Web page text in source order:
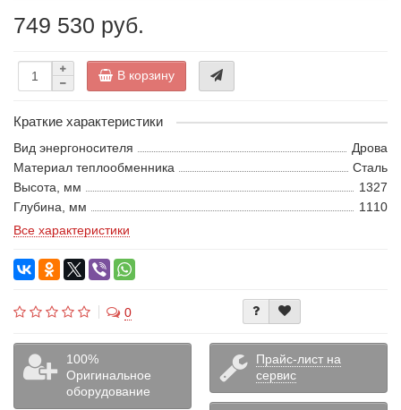
749 530 руб.
В корзину
Краткие характеристики
Вид энергоносителя
Дрова
Материал теплообменника
Сталь
Высота, мм
1327
Глубина, мм
1110
Все характеристики
0
100%
Оригинальное
оборудование
Прайс-лист на
сервис